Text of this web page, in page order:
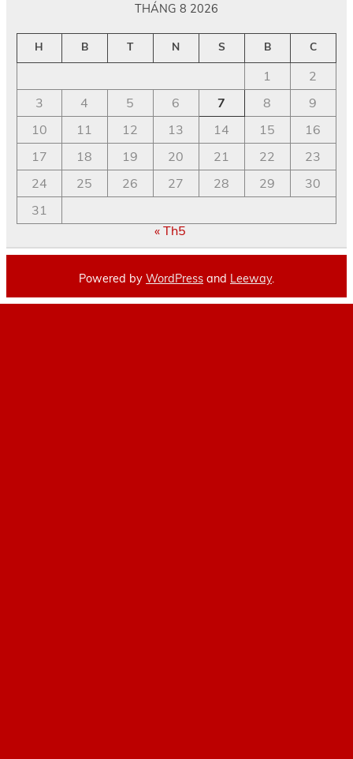
THÁNG 8 2026
H B T N S B C
1
2
3
4 5 6 7 8
9
10
11 12 13 14 15
16
17
18 19 20 21 22
23
24
25 26 27 28 29
30
31
« Th5
Powered by WordPress and Leeway.